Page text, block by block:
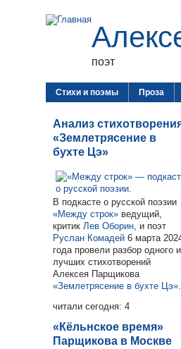
поэт
Стихи и поэмы Проза
Анализ
«Землетрясение в
бухте Цэ»
В подкасте о русской поэзии
«Между строк» ведущий,
критик Лев Оборин, и поэт
Руслан Комадей 6 марта
года провели разбор одного
лучших стихотворений
Алексея Парщикова
«Землетрясение в бухте Цэ».
читали сегодня: 4
«Кёльнское время»
Парщикова в Москве